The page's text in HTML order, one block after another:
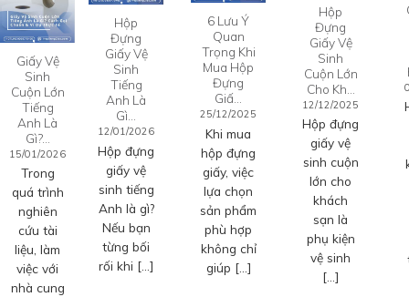
Giấy Vệ
Sinh
Cuộn Lớn
Tiếng
Anh Là
Gì?…
15/01/2026
Trong
quá trình
nghiên
cứu tài
liệu, làm
việc với
nhà cung
Hộp
Đựng
Giấy Vệ
Sinh
Tiếng
Anh Là
Gì…
12/01/2026
Hộp đựng
giấy vệ
sinh tiếng
Anh là gì?
Nếu bạn
từng bối
rối khi […]
6 Lưu Ý
Quan
Trọng Khi
Mua Hộp
Đựng
Giấ…
25/12/2025
Khi mua
hộp đựng
giấy, việc
lựa chọn
sản phẩm
phù hợp
không chỉ
giúp […]
Hộp
Đựng
Giấy Vệ
Sinh
Cuộn Lớn
Cho Kh…
12/12/2025
Hộp đựng
giấy vệ
sinh cuộn
lớn cho
khách
sạn là
phụ kiện
vệ sinh
[…]